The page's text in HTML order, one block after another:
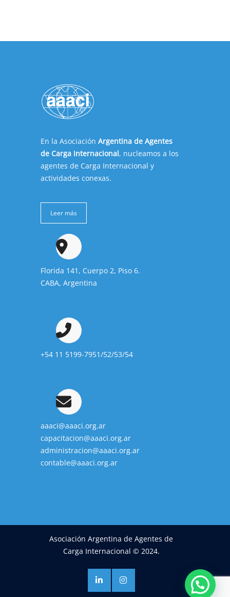
En la Asociación Argentina de Agentes
de Carga Internacional, nucleamos a los
agentes de Carga Internacional y
actividades conexas.
Leer más
Florida 141, Cuerpo 2, Piso 6.
CABA, Argentina
+54 11 5199-7951/52/53/54
aaaci@aaaci.org.ar
capacitacion@aaaci.org.ar
administracion@aaaci.org.ar
contable@aaaci.org.ar
Asociación Argentina de Agentes de
Carga Internacional © 2024.